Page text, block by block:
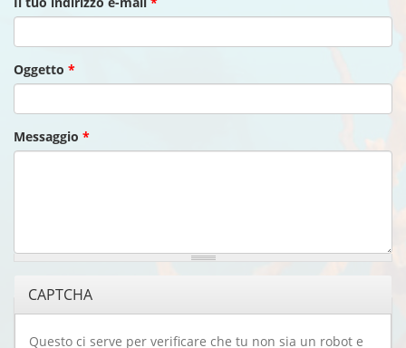
Oggetto *
Messaggio *
CAPTCHA
Questo ci serve per verificare che tu non sia un robot e